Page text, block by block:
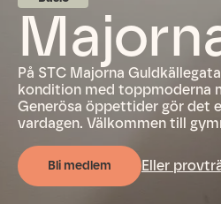
På STC Majorna
kondition med toppmoderna
Generösa öppettider gör det
vardagen. Välkommen till
Bli medlem Eller